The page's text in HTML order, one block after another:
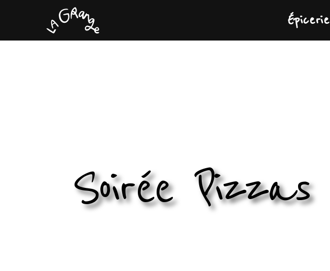
Épicerie
Soirée Pizzas